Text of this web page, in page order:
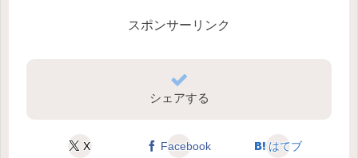
スポンサーリンク
シェアする
X Facebook はてブ